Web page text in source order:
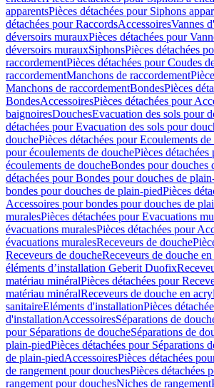
apparentsPièces détachées pour Siphons
détachées pour RaccordsAccessoiresVannes
déversoirs murauxPièces détachées pour
déversoirs murauxSiphonsPièces détachées
raccordementPièces détachées pour Coudes
raccordementManchons de raccordement
Manchons de raccordementBondesPièces
BondesAccessoiresPièces détachées pour
baignoiresDouchesEvacuation des sols pour
détachées pour Evacuation des sols pour
douchePièces détachées pour Ecoulements
pour écoulements de douchePièces
écoulements de doucheBondes pour douches
détachées pour Bondes pour douches de
bondes pour douches de plain-piedPièces
Accessoires pour bondes pour douches de
muralesPièces détachées pour Evacuations
évacuations muralesPièces détachées pour
évacuations muralesReceveurs de douche
Receveurs de doucheReceveurs de douche
éléments d’installation Geberit Duofix
matériau minéralPièces détachées pour
matériau minéralReceveurs de douche en
sanitaireEléments d'installationPièces
d'installationAccessoiresSéparations de
pour Séparations de doucheSéparations de
plain-piedPièces détachées pour Séparations
de plain-piedAccessoiresPièces détachées
de rangement pour douchesPièces détachées
rangement pour douchesNiches de rangement